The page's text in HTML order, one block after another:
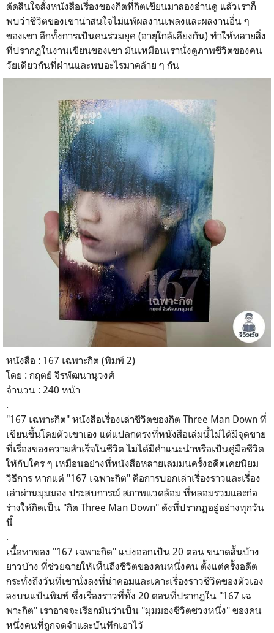
ตัดสินใจสั่งหนังสือเรื่องของกิตที่กิตเขียนมาลองอ่านดู แล้วเราก็
พบว่าชีวิตของเขาน่าสนใจไม่แพ้ผลงานเพลงและผลงานอื่น ๆ
ของเขา อีกทั้งการเป็นคนร่วมยุค (อายุใกล้เคียงกัน) ทำให้หลายสิ่ง
ที่ปรากฏในงานเขียนของเขา มันเหมือนเรานั่งดูภาพชีวิตของคน
วัยเดียวกันที่ผ่านและพบอะไรมาคล้าย ๆ กัน
หนังสือ : 167 เฉพาะกิต (พิมพ์ 2)
โดย : กฤตย์ จีรพัฒนานุวงศ์
จำนวน : 240 หน้า
.
"167 เฉพาะกิต" หนังสือเรื่องเล่าชีวิตของกิต Three Man Down ที่
เขียนขึ้นโดยตัวเขาเอง แต่แปลกตรงที่หนังสือเล่มนี้ไม่ได้มีจุดขาย
ที่เรื่องของความสำเร็จในชีวิต ไม่ได้มีคำแนะนำหรือเป็นคู่มือชีวิต
ให้กับใคร ๆ เหมือนอย่างที่หนังสือหลายเล่มมนครั้งอดีตเคยนิยม
วิธีการ หากแต่ "167 เฉพาะกิต" คือการบอกเล่าเรื่องราวและเรื่อง
เล่าผ่านมุมมอง ประสบการณ์ สภาพแวดล้อม ที่หลอมรวมและก่อ
ร่างให้กิตเป็น "กิต Three Man Down" ดังที่ปรากฏอยู่อย่างทุกวัน
นี้
.
เนื้อหาของ "167 เฉพาะกิต" แบ่งออกเป็น 20 ตอน ขนาดสั้นบ้าง
ยาวบ้าง ที่ช่วยฉายให้เห็นถึงชีวิตของคนหนึ่งคน ตั้งแต่ครั้งอดีต
กระทั่งถึงวันที่เขานั่งลงที่น่าคอมและเคาะเรื่องราวชีวิตของตัวเอง
ลงบนแป้นพิมพ์ ซึ่งเรื่องราวที่ทั้ง 20 ตอนที่ปรากฏใน "167 เฉ
พาะกิต" เราอาจจะเรียกมันว่าเป็น "มุมมองชีวิตช่วงหนึ่ง" ของคน
หนึ่งคนที่ถูกจดจำและบันทึกเอาไว้